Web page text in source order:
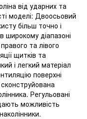
від ударних та
моделі: Двоосьовий
більш точно і
широкому діапазоні
та лівого
щитків та
і легкий матеріал
поверхні
Регульовані
можливість